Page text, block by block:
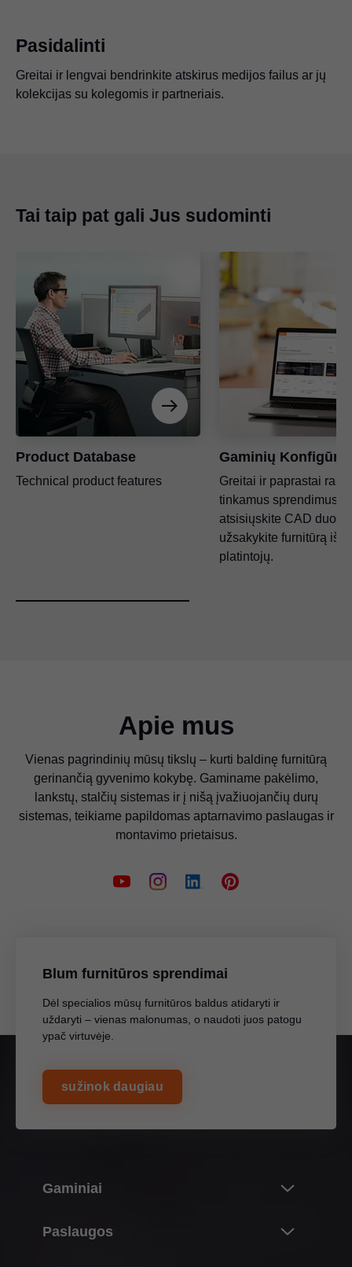
Pasidalinti
Greitai ir lengvai bendrinkite atskirus medijos failus ar jų
kolekcijas su kolegomis ir partneriais.
Tai taip pat gali Jus sudominti
Product Database
Technical product features
Gaminių
Greitai ir paprastai
tinkamus sprendimus,
atsisiųskite CAD
užsakykite furnitūrą iš
platintojų.
Apie mus
Vienas pagrindinių mūsų tikslų – kurti baldinę furnitūrą
gerinančią gyvenimo kokybę. Gaminame pakėlimo,
lankstų, stalčių sistemas ir į nišą įvažiuojančių durų
sistemas, teikiame papildomas aptarnavimo paslaugas ir
montavimo prietaisus.
Blum furnitūros sprendimai
Dėl specialios mūsų furnitūros baldus atidaryti ir
uždaryti – vienas malonumas, o naudoti juos patogu
ypač virtuvėje.
sužinok daugiau
Gaminiai
Paslaugos